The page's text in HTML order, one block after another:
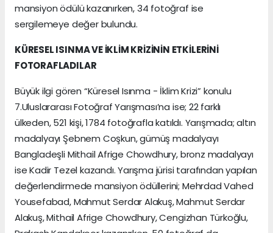
mansiyon ödülü kazanırken, 34 fotoğraf ise
sergilemeye değer bulundu.
KÜRESEL ISINMA VE İKLİM KRİZİNİN ETKİLERİNİ
FOTORAFLADILAR
Büyük ilgi gören “Küresel Isınma - İklim Krizi” konulu
7.Uluslararası Fotoğraf Yarışması’na ise; 22 farklı
ülkeden, 521 kişi, 1784 fotoğrafla katıldı. Yarışmada; altın
madalyayı Şebnem Coşkun, gümüş madalyayı
Bangladeşli Mithail Afrige Chowdhury, bronz madalyayı
ise Kadir Tezel kazandı. Yarışma jürisi tarafından yapılan
değerlendirmede mansiyon ödüllerini; Mehrdad Vahed
Yousefabad, Mahmut Serdar Alakuş, Mahmut Serdar
Alakuş, Mithail Afrige Chowdhury, Cengizhan Türkoğlu,